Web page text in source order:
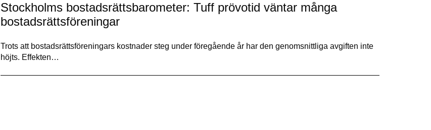
Stockholms bostadsrättsbarometer: Tuff prövotid väntar många
bostadsrättsföreningar
Trots att bostadsrättsföreningars kostnader steg under föregående år har den genomsnittliga avgiften inte
höjts. Effekten…